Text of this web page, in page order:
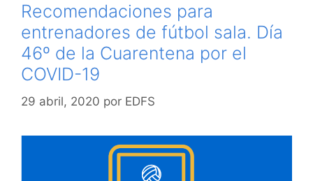
Recomendaciones para
entrenadores de fútbol sala. Día
46º de la Cuarentena por el
COVID-19
29 abril, 2020 por EDFS